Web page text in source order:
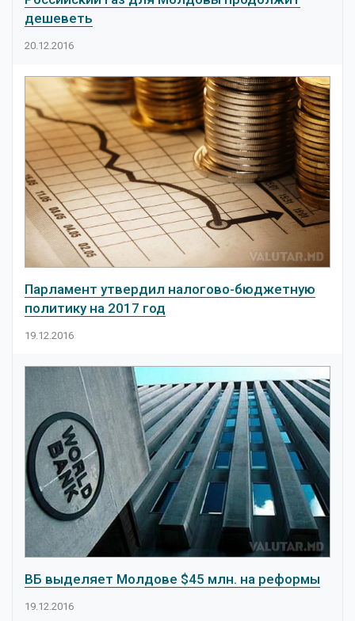
дешеветь
20.12.2016
Парламент утвердил налогово-бюджетную
политику на 2017 год
19.12.2016
ВБ выделяет Молдове $45 млн. на реформы
19.12.2016